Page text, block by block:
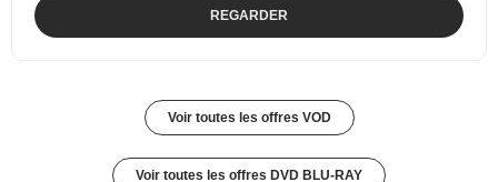
REGARDER
Voir toutes les offres VOD
Voir toutes les offres DVD BLU-RAY